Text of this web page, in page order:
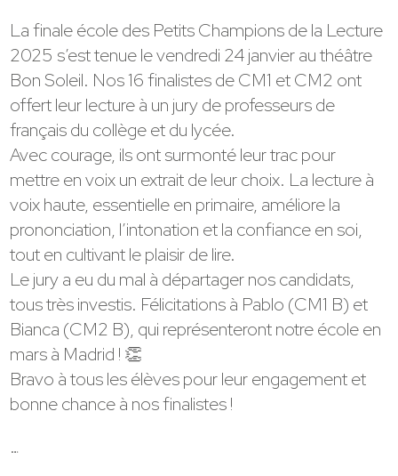
La finale école des Petits Champions de la Lecture
2025 s’est tenue le vendredi 24 janvier au théâtre
Bon Soleil. Nos 16 finalistes de CM1 et CM2 ont
offert leur lecture à un jury de professeurs de
français du collège et du lycée.
Avec courage, ils ont surmonté leur trac pour
mettre en voix un extrait de leur choix. La lecture à
voix haute, essentielle en primaire, améliore la
prononciation, l’intonation et la confiance en soi,
tout en cultivant le plaisir de lire.
Le jury a eu du mal à départager nos candidats,
tous très investis. Félicitations à Pablo (CM1 B) et
Bianca (CM2 B), qui représenteront notre école en
mars à Madrid ! 👏
Bravo à tous les élèves pour leur engagement et
bonne chance à nos finalistes !
…